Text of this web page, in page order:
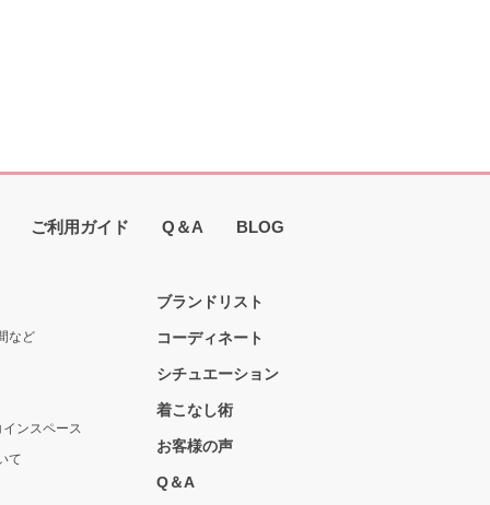
ご利用ガイド Q＆A BLOG
など
ンスペース
て
ブランドリスト
コーディネート
シチュエーション
着こなし術
お客様の声
Q＆A